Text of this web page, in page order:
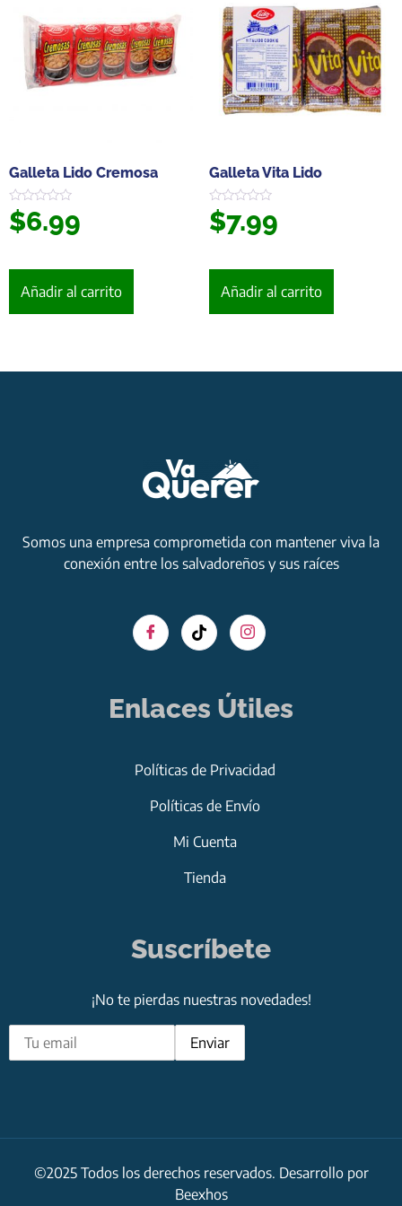
Galleta Lido Cremosa
Valorado
en
$6.99
Añadir al carrito
Galleta Vita Lido
Valorado
en
$7.99
Añadir al carrito
Somos una empresa comprometida con mantener viva la
conexión entre los salvadoreños y sus raíces
Enlaces Útiles
Políticas de Privacidad
Políticas de Envío
Mi Cuenta
Tienda
Suscríbete
¡No te pierdas nuestras novedades!
©2025 Todos los derechos reservados. Desarrollo por
Beexhos